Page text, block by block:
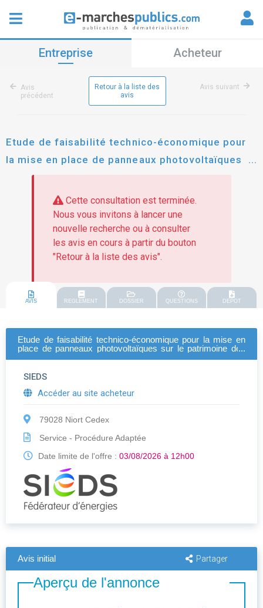
Entreprise Acheteur
Avis
précédent
Retour à la liste des
avis
Avis suivant
Etude de faisabilité technico-économique pour
la mise en place de panneaux photovoltaïques
sur le patrimoine des collectivités des deux-
Cette consultation est terminée.
Nous vous invitons à lancer une
nouvelle recherche ou à consulter
les avis en cours à partir du bouton
"Retour à la liste des avis".
AVIS REGLEMENT DOSSIER QUESTIONS DEPOT
Etude de faisabilité technico-économique pour la mise en
place de panneaux photovoltaïques sur le patrimoine des
SIEDS
Accéder au site acheteur
79028 Niort Cedex
Service - Procédure Adaptée
Date limite de l'offre : 03/08/2026 à 12h00
Avis initial Partager
Aperçu de l'annonce